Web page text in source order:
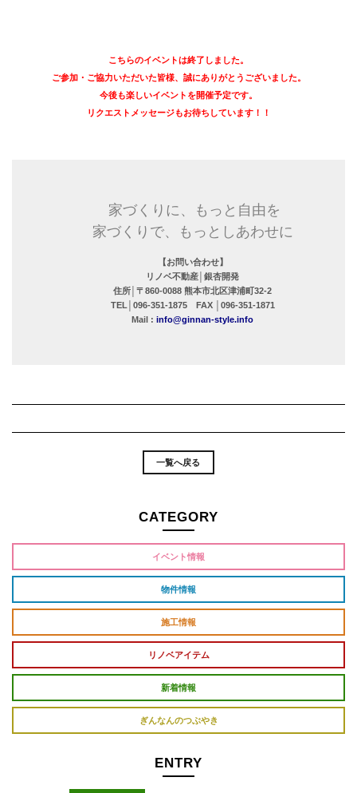
こちらのイベントは終了しました。
ご参加・ご協力いただいた皆様、誠にありがとうございました。
今後も楽しいイベントを開催予定です。
リクエストメッセージもお待ちしています！！
家づくりに、もっと自由を
家づくりで、もっとしあわせに
【お問い合わせ】
リノベ不動産│銀杏開発
住所│〒860-0088 熊本市北区津浦町32-2
TEL│096-351-1875 FAX │096-351-1871
Mail : info@ginnan-style.info
一覧へ戻る
CATEGORY
イベント情報
物件情報
施工情報
リノベアイテム
新着情報
ぎんなんのつぶやき
ENTRY